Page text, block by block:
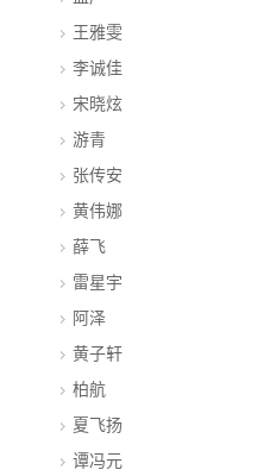
王雅雯
李诚佳
宋晓炫
游青
张传安
黄伟娜
薛飞
雷星宇
阿泽
黄子轩
柏航
夏飞扬
谭冯元